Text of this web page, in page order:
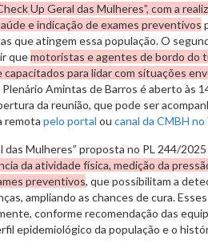
Up Geral das Mulheres”, com a
e indicação de exames preventivos
que atingem essa população. O
quemotoristas e agentes de bordo do
para lidar com situações
Plenário Amintas de Barros é aberto às
da reunião, que pode ser
remota pelo portal ou canal da CMBH
das Mulheres” proposta no PL 244/
da atividade física, medição da
preventivos, que possibilitam a
ampliando as chances de cura.
conforme recomendação das
epidemiológico da população e o